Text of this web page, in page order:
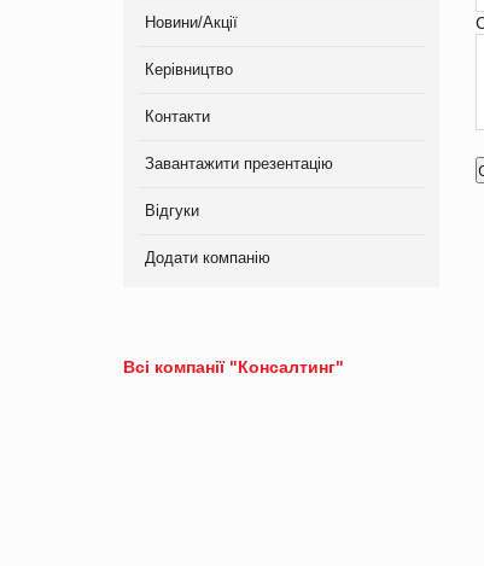
Новини/Акції
Керівництво
Контакти
Завантажити презентацію
Відгуки
Додати компанію
Всі компанії "Консалтинг"